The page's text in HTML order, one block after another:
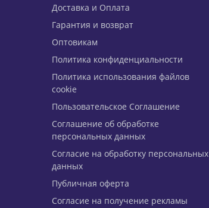
Доставка и Оплата
Гарантия и возврат
Оптовикам
Политика конфиденциальности
Политика использования файлов
cookie
Пользовательское Соглашение
Соглашение об обработке
персональных данных
Согласие на обработку персональных
данных
Публичная оферта
Согласие на получение рекламы